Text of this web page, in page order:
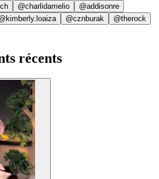
@charlidamelio
@addisonre
@cznburak
@therock
récents